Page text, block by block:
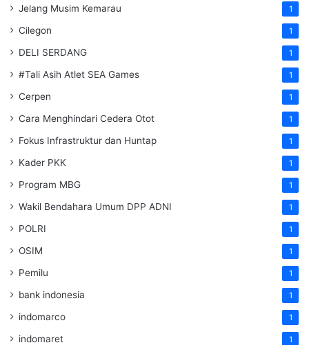
Jelang Musim Kemarau 1
Cilegon 1
DELI SERDANG 1
#Tali Asih Atlet SEA Games 1
Cerpen 1
Cara Menghindari Cedera Otot 1
Fokus Infrastruktur dan Huntap 1
Kader PKK 1
Program MBG 1
Wakil Bendahara Umum DPP ADNI 1
POLRI 1
OSIM 1
Pemilu 1
bank indonesia 1
indomarco 1
indomaret 1